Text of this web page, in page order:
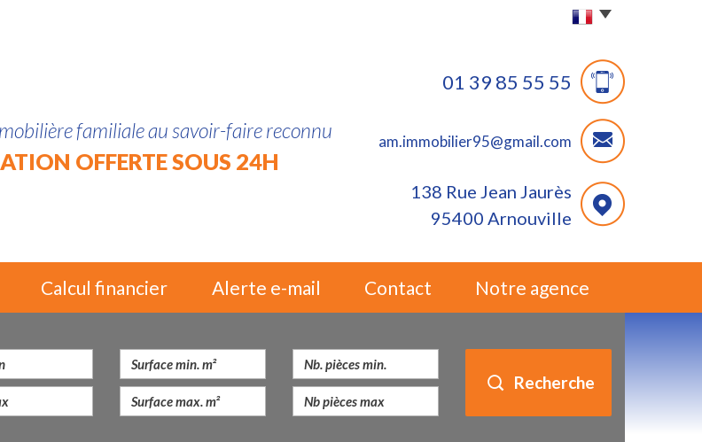
familiale au savoir-faire reconnu
OFFERTE SOUS 24H
01 39 85 55 55
am.immobilier95@gmail.com
138 Rue Jean Jaurès
95400 Arnouville
Calcul financier Alerte e-mail Contact Notre agence
Recherche